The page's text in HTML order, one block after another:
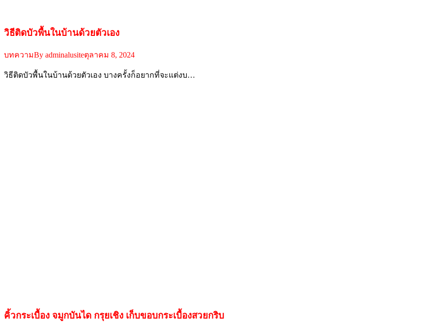
วิธีติดบัวพื้นในบ้านด้วยตัวเอง
บทความBy adminalusiteตุลาคม 8, 2024
วิธีติดบัวพื้นในบ้านด้วยตัวเอง บางครั้งก็อยากที่จะแต่งบ…
คิ้วกระเบื้อง จมูกบันได กรุยเชิง เก็บขอบกระเบื้องสวยกริบ